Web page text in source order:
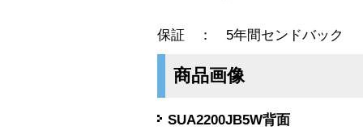
保証 ： 5年間センドバック
商品画像
SUA2200JB5W背面